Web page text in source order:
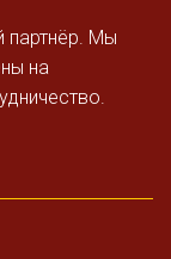
партнёр. Мы
на